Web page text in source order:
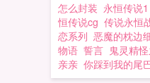
怎么封装 永恒传说1
恒传说cg 传说永恒
恋系列 恶魔的枕边
物语 誓言 鬼灵精
亲亲 你踩到我的尾